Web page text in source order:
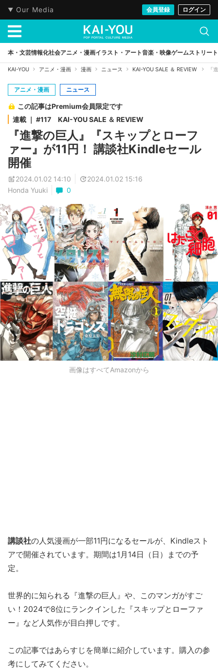
Our Media 会員登録 ログイン
本・文芸情報化社会アニメ・漫画イラスト・アート音楽・映像ゲームストリート
KAI-YOU アニメ・漫画 漫画 ニュース KAI-YOU SALE ＆ REVIEW 『
アニメ・漫画 ニュース
この記事はPremium会員限定です
連載 ｜ #117 KAI-YOU SALE ＆ REVIEW
『進撃の巨人』『スキップとローフ
ァー』が11円！ 講談社Kindleセール
開催
2024.01.02 14:10
2024.01.02 15:16
Honda Yuuki
0
画像はすべてAmazonから
講談社の人気漫画が一部11円になるセールが、Kindleスト
アで開催されています。期間は1月14日（日）までの予
定。
世界的に知られる『進撃の巨人』や、このマンガがすご
い！2024で8位にランクインした『スキップとローファ
ー』など人気作が目白押しです。
この記事ではあらすじを簡単に紹介しています。購入の参
考にしてみてください。